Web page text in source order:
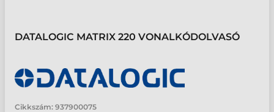
DATALOGIC MATRIX 220 VONALKÓDOLVASÓ
Cikkszám: 937900075